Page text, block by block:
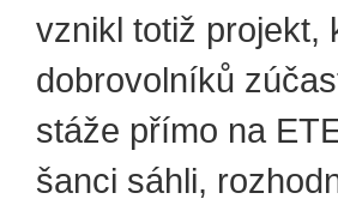
vznikl totiž projekt,
dobrovolníků
stáže přímo na
šanci sáhli,